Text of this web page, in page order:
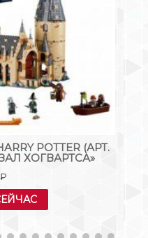
POTTER (АРТ.
ХОГВАРТСА»
₽